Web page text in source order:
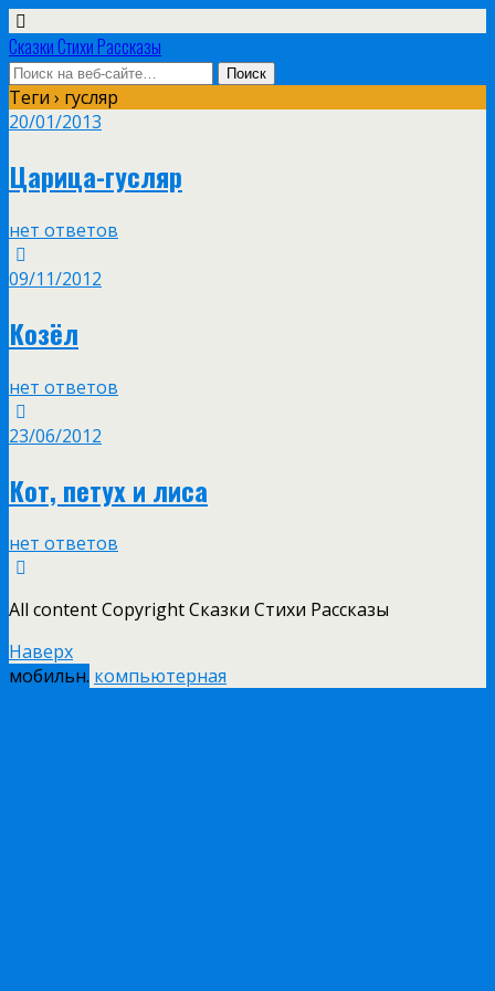
Сказки Стихи Рассказы
Теги › гусляр
20/01/2013
Царица-гусляр
нет ответов
09/11/2012
Козёл
нет ответов
23/06/2012
Кот, петух и лиса
нет ответов
All content Copyright Сказки Стихи Рассказы
Наверх
мобильн. компьютерная